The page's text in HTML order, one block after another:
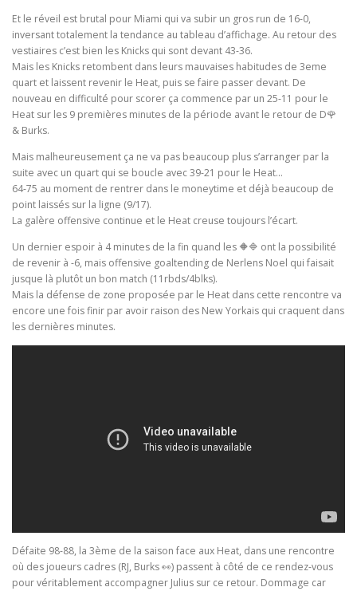
Et le réveil est brutal pour Miami qui va subir un gros run de 16-0,
inversant totalement la tendance au tableau d’affichage. Au retour des
vestiaires c’est bien les Knicks qui sont devant 43-36.
Mais les Knicks retombent dans leurs mauvaises habitudes de 3eme
quart et laissent revenir le Heat, puis se faire passer devant. De
nouveau en difficulté pour scorer ça commence par un 25-11 pour le
Heat sur les 9 premières minutes de la période avant le retour de D🌹
& Burks.
Mais malheureusement ça ne va pas beaucoup plus s’arranger par la
suite avec un quart qui se boucle avec 39-21 pour le Heat…
64-75 au moment de rentrer dans le moneytime et déjà beaucoup de
point laissés sur la ligne (9/17).
La galère offensive continue et le Heat creuse toujours l’écart.
Un dernier espoir à 4 minutes de la fin quand les 🔶🔷 ont la possibilité
de revenir à -6, mais offensive goaltending de Nerlens Noel qui faisait
jusque là plutôt un bon match (11rbds/4blks).
Mais la défense de zone proposée par le Heat dans cette rencontre va
encore une fois finir par avoir raison des New Yorkais qui craquent dans
les dernières minutes.
Défaite 98-88, la 3ème de la saison face aux Heat, dans une rencontre
où des joueurs cadres (RJ, Burks 👀) passent à côté de ce rendez-vous
pour véritablement accompagner Julius sur ce retour. Dommage car